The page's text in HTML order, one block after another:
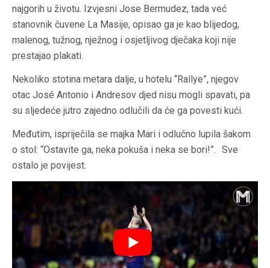
najgorih u životu. Izvjesni Jose Bermudez, tada već
stanovnik čuvene La Masije, opisao ga je kao blijedog,
malenog, tužnog, nježnog i osjetljivog dječaka koji nije
prestajao plakati.
Nekoliko stotina metara dalje, u hotelu “Rallye”, njegov
otac José Antonio i Andresov djed nisu mogli spavati, pa
su sljedeće jutro zajedno odlučili da će ga povesti kući.
Međutim, ispriječila se majka Mari i odlučno lupila šakom
o stol: “Ostavite ga, neka pokuša i neka se bori!”. Sve
ostalo je povijest.